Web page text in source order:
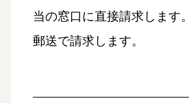
当の窓口に直接請求します
郵送で請求します。